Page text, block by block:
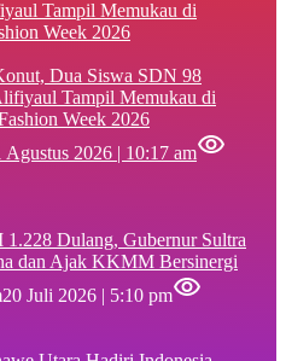
Dua Siswa SDN 98
Tampil Memukau di
Week 2026
Agustus 2026 | 10:17 am
Dulang, Gubernur Sultra
dan Ajak KKMM Bersinergi
20 Juli 2026 | 5:10 pm